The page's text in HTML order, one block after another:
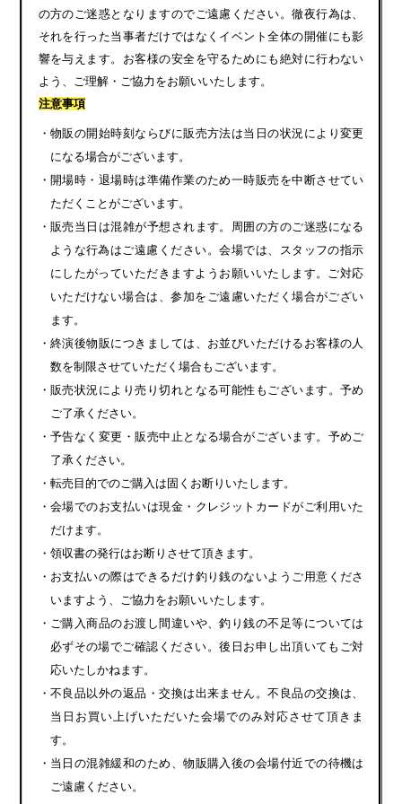
の方のご迷惑となりますのでご遠慮ください。徹夜行為は、
それを行った当事者だけではなくイベント全体の開催にも影
響を与えます。お客様の安全を守るためにも絶対に行わない
よう、ご理解・ご協力をお願いいたします。
注意事項
・物販の開始時刻ならびに販売方法は当日の状況により変更
になる場合がございます。
・開場時・退場時は準備作業のため一時販売を中断させてい
ただくことがございます。
・販売当日は混雑が予想されます。周囲の方のご迷惑になる
ような行為はご遠慮ください。会場では、スタッフの指示
にしたがっていただきますようお願いいたします。ご対応
いただけない場合は、参加をご遠慮いただく場合がござい
ます。
・終演後物販につきましては、お並びいただけるお客様の人
数を制限させていただく場合もございます。
・販売状況により売り切れとなる可能性もございます。予め
ご了承ください。
・予告なく変更・販売中止となる場合がございます。予めご
了承ください。
・転売目的でのご購入は固くお断りいたします。
・会場でのお支払いは現金・クレジットカードがご利用いた
だけます。
・領収書の発行はお断りさせて頂きます。
・お支払いの際はできるだけ釣り銭のないようご用意くださ
いますよう、ご協力をお願いいたします。
・ご購入商品のお渡し間違いや、釣り銭の不足等については
必ずその場でご確認ください。後日お申し出頂いてもご対
応いたしかねます。
・不良品以外の返品・交換は出来ません。不良品の交換は、
当日お買い上げいただいた会場でのみ対応させて頂きま
す。
・当日の混雑緩和のため、物販購入後の会場付近での待機は
ご遠慮ください。